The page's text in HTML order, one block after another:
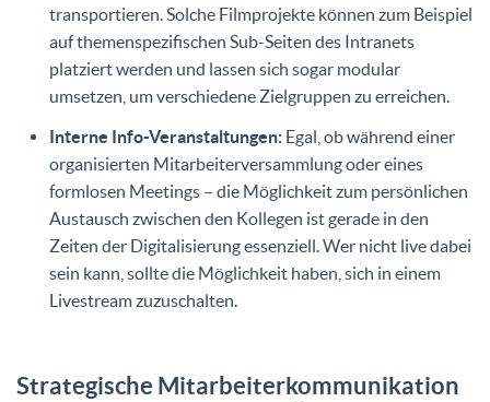
transportieren. Solche Filmprojekte können zum Beispiel
auf themenspezifischen Sub-Seiten des Intranets
platziert werden und lassen sich sogar modular
umsetzen, um verschiedene Zielgruppen zu erreichen.
Interne Info-Veranstaltungen: Egal, ob während einer
organisierten Mitarbeiterversammlung oder eines
formlosen Meetings – die Möglichkeit zum persönlichen
Austausch zwischen den Kollegen ist gerade in den
Zeiten der Digitalisierung essenziell. Wer nicht live dabei
sein kann, sollte die Möglichkeit haben, sich in einem
Livestream zuzuschalten.
Strategische Mitarbeiterkommunikation